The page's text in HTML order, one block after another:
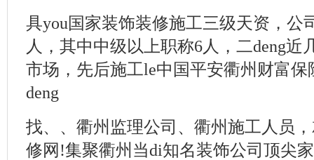
具you国家装饰装修施工三级天资，公
人，其中中级以上职称6人，二deng近
市场，先后施工le中国平安衢州财富
deng
找、、衢州监理公司、衢州施工人员
修网!集聚衢州当di知名装饰公司顶尖